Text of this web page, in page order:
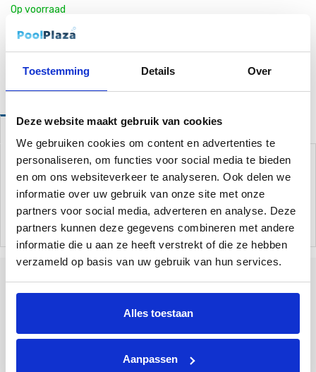
Toestemming Details Over
Deze website maakt gebruik van cookies
We gebruiken cookies om content en advertenties te
personaliseren, om functies voor social media te bieden
en om ons websiteverkeer te analyseren. Ook delen we
informatie over uw gebruik van onze site met onze
partners voor social media, adverteren en analyse. Deze
partners kunnen deze gegevens combineren met andere
informatie die u aan ze heeft verstrekt of die ze hebben
verzameld op basis van uw gebruik van hun services.
Alles toestaan
Aanpassen
Op voorraad
Website bestellingen boven de 50 euro worden gratis verzonden!*
Afdeklijst voor de skimmer bij een normale inbouw.
Geschikt voor Azuro skimmer voor liner zwembaden.
Binnen afmeting: 141 x 148 mm.
Buiten afmeting: 203 x 210 mm.
Tallinner straße 10A Bad Bentheim 48455 Duitsland